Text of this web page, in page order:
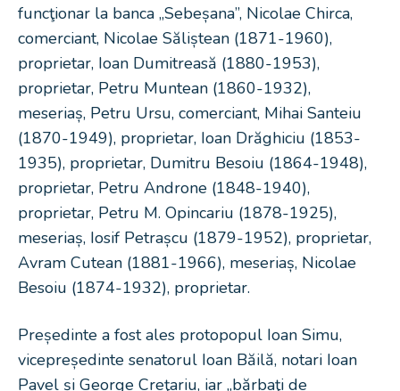
funcţionar la banca „Sebeșana”, Nicolae Chirca,
comerciant, Nicolae Săliștean (1871-1960),
proprietar, Ioan Dumitreasă (1880-1953),
proprietar, Petru Muntean (1860-1932),
meseriaș, Petru Ursu, comerciant, Mihai Santeiu
(1870-1949), proprietar, Ioan Drăghiciu (1853-
1935), proprietar, Dumitru Besoiu (1864-1948),
proprietar, Petru Androne (1848-1940),
proprietar, Petru M. Opincariu (1878-1925),
meseriaș, Iosif Petrașcu (1879-1952), proprietar,
Avram Cutean (1881-1966), meseriaș, Nicolae
Besoiu (1874-1932), proprietar.
Președinte a fost ales protopopul Ioan Simu,
vicepreședinte senatorul Ioan Băilă, notari Ioan
Pavel și George Creţariu, iar „bărbaţi de